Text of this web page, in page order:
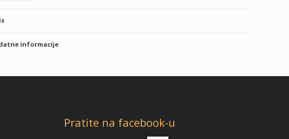
informacije
Pratite na facebook-u